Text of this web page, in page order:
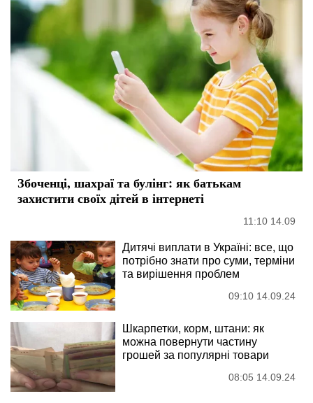
Збоченці, шахраї та булінг: як батькам
захистити своїх дітей в інтернеті
11:10 14.09
Дитячі виплати в Україні: все, що
потрібно знати про суми, терміни
та вирішення проблем
09:10 14.09.24
Шкарпетки, корм, штани: як
можна повернути частину
грошей за популярні товари
08:05 14.09.24